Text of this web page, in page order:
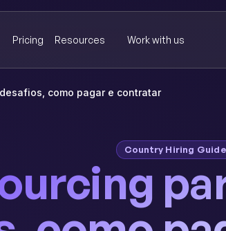
Pricing Resources Work with us
como pagar e contratar
Country Hiring